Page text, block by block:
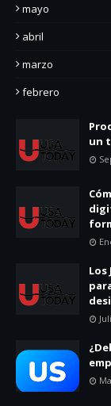
mayo
abril
marzo
febrero
un
Los